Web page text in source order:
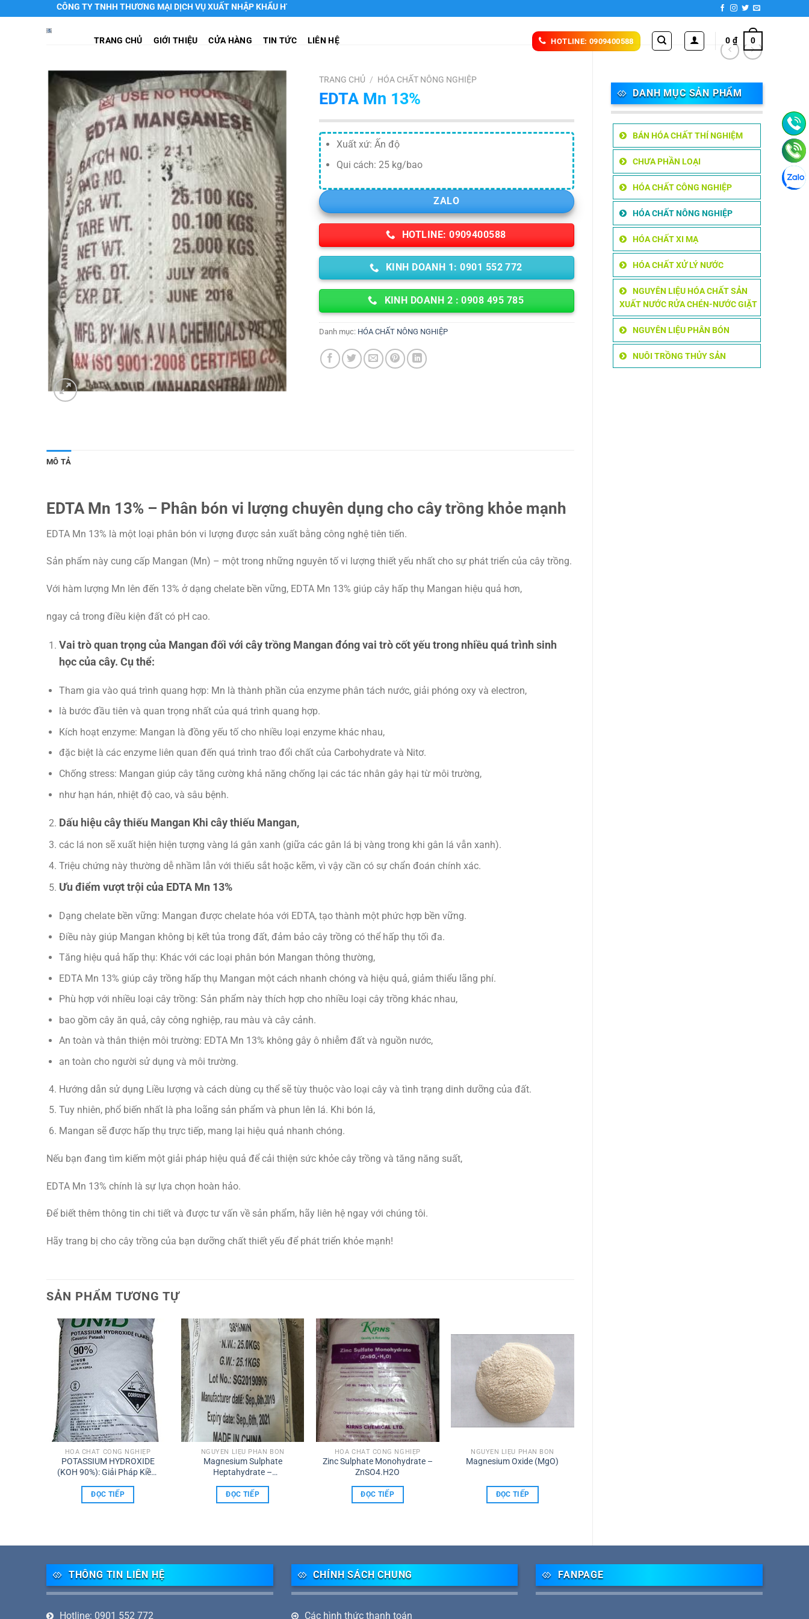
CÔNG TY TNHH THƯƠNG MẠI DỊCH VỤ XUẤT NHẬP KHẨU HTH
TRANG CHỦ GIỚI THIỆU CỬA HÀNG TIN TỨC LIÊN HỆ HOTLINE: 0909400588 0₫ 0
DANH MỤC SẢN PHẨM
BÁN HÓA CHẤT THÍ NGHIỆM
CHƯA PHẦN LOẠI
HÓA CHẤT CÔNG NGHIỆP
HÓA CHẤT NÔNG NGHIỆP
HÓA CHẤT XI MẠ
HÓA CHẤT XỬ LÝ NƯỚC
NGUYÊN LIỆU HÓA CHẤT SẢN
XUẤT NƯỚC RỬA CHÉN-NƯỚC GIẶT
NGUYÊN LIỆU PHÂN BÓN
NUÔI TRỒNG THỦY SẢN
TRANG CHỦ / HÓA CHẤT NÔNG NGHIỆP
EDTA Mn 13%
Xuất xứ: Ấn độ
Qui cách: 25 kg/bao
ZALO
HOTLINE: 0909400588
KINH DOANH 1: 0901 552 772
KINH DOANH 2 : 0908 495 785
Danh mục: HÓA CHẤT NÔNG NGHIỆP
MÔ TẢ
EDTA Mn 13% – Phân bón vi lượng chuyên dụng cho cây trồng khỏe mạnh
EDTA Mn 13% là một loại phân bón vi lượng được sản xuất bằng công nghệ tiên tiến.
Sản phẩm này cung cấp Mangan (Mn) – một trong những nguyên tố vi lượng thiết yếu nhất cho sự phát triển của cây trồng.
Với hàm lượng Mn lên đến 13% ở dạng chelate bền vững, EDTA Mn 13% giúp cây hấp thụ Mangan hiệu quả hơn,
ngay cả trong điều kiện đất có pH cao.
Vai trò quan trọng của Mangan đối với cây trồng Mangan đóng vai trò cốt yếu trong nhiều quá trình sinh
học của cây. Cụ thể:
Tham gia vào quá trình quang hợp: Mn là thành phần của enzyme phân tách nước, giải phóng oxy và electron,
là bước đầu tiên và quan trọng nhất của quá trình quang hợp.
Kích hoạt enzyme: Mangan là đồng yếu tố cho nhiều loại enzyme khác nhau,
đặc biệt là các enzyme liên quan đến quá trình trao đổi chất của Carbohydrate và Nitơ.
Chống stress: Mangan giúp cây tăng cường khả năng chống lại các tác nhân gây hại từ môi trường,
như hạn hán, nhiệt độ cao, và sâu bệnh.
Dấu hiệu cây thiếu Mangan Khi cây thiếu Mangan,
các lá non sẽ xuất hiện hiện tượng vàng lá gân xanh (giữa các gân lá bị vàng trong khi gân lá vẫn xanh).
Triệu chứng này thường dễ nhầm lẫn với thiếu sắt hoặc kẽm, vì vậy cần có sự chẩn đoán chính xác.
Ưu điểm vượt trội của EDTA Mn 13%
Dạng chelate bền vững: Mangan được chelate hóa với EDTA, tạo thành một phức hợp bền vững.
Điều này giúp Mangan không bị kết tủa trong đất, đảm bảo cây trồng có thể hấp thụ tối đa.
Tăng hiệu quả hấp thụ: Khác với các loại phân bón Mangan thông thường,
EDTA Mn 13% giúp cây trồng hấp thụ Mangan một cách nhanh chóng và hiệu quả, giảm thiểu lãng phí.
Phù hợp với nhiều loại cây trồng: Sản phẩm này thích hợp cho nhiều loại cây trồng khác nhau,
bao gồm cây ăn quả, cây công nghiệp, rau màu và cây cảnh.
An toàn và thân thiện môi trường: EDTA Mn 13% không gây ô nhiễm đất và nguồn nước,
an toàn cho người sử dụng và môi trường.
Hướng dẫn sử dụng Liều lượng và cách dùng cụ thể sẽ tùy thuộc vào loại cây và tình trạng dinh dưỡng của đất.
Tuy nhiên, phổ biến nhất là pha loãng sản phẩm và phun lên lá. Khi bón lá,
Mangan sẽ được hấp thụ trực tiếp, mang lại hiệu quả nhanh chóng.
Nếu bạn đang tìm kiếm một giải pháp hiệu quả để cải thiện sức khỏe cây trồng và tăng năng suất,
EDTA Mn 13% chính là sự lựa chọn hoàn hảo.
Để biết thêm thông tin chi tiết và được tư vấn về sản phẩm, hãy liên hệ ngay với chúng tôi.
Hãy trang bị cho cây trồng của bạn dưỡng chất thiết yếu để phát triển khỏe mạnh!
SẢN PHẨM TƯƠNG TỰ
HÓA CHẤT CÔNG NGHIỆP
POTASSIUM HYDROXIDE
(KOH 90%): Giải Pháp Kiềm
Tuyệt Hảo
ĐỌC TIẾP
NGUYÊN LIỆU PHÂN BÓN
Magnesium Sulphate
Heptahydrate –
ĐỌC TIẾP
HÓA CHẤT CÔNG NGHIỆP
Zinc Sulphate Monohydrate –
ZnSO4.H2O
ĐỌC TIẾP
NGUYÊN LIỆU PHÂN BÓN
Magnesium Oxide (MgO)
ĐỌC TIẾP
THÔNG TIN LIÊN HỆ
Hotline: 0901 552 772
CHÍNH SÁCH CHUNG
Các hình thức thanh toán
FANPAGE